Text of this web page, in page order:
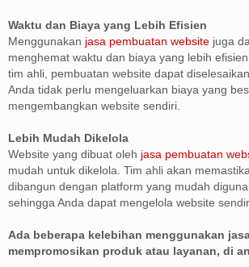
Waktu dan Biaya yang Lebih Efisien
Menggunakan jasa pembuatan website juga
menghemat waktu dan biaya yang lebih
tim ahli, pembuatan website dapat
Anda tidak perlu mengeluarkan biaya yang
mengembangkan website sendiri.
Lebih Mudah Dikelola
Website yang dibuat oleh jasa pembuatan
mudah untuk dikelola. Tim ahli akan
dibangun dengan platform yang mudah
sehingga Anda dapat mengelola website
Ada beberapa kelebihan menggunakan
mempromosikan produk atau layanan, di